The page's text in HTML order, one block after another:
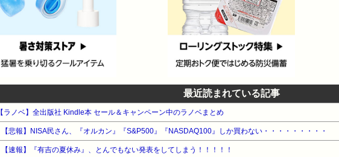
最近読まれている記事
【ラノベ】全出版社 Kindle本 セール＆キャンペーン中のラノベまとめ
【悲報】NISA民さん、『オルカン』『S&P500』『NASDAQ100』しか買わない・・・・・・・・・
【速報】『有吉の夏休み』、とんでもない発表をしてしまう！！！！！